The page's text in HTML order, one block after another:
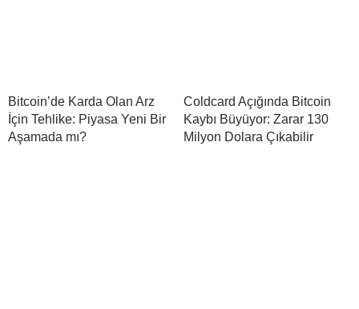
Bitcoin’de Karda Olan Arz
İçin Tehlike: Piyasa Yeni Bir
Aşamada mı?
Coldcard Açığında Bitcoin
Kaybı Büyüyor: Zarar 130
Milyon Dolara Çıkabilir